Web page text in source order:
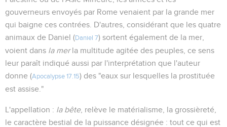
gouverneurs envoyés par Rome venaient par la grande mer
qui baigne ces contrées. D'autres, considérant que les quatre
animaux de Daniel (Daniel 7) sortent également de la mer,
voient dans la merla multitude agitée des peuples, ce sens
leur paraît indiqué aussi par l'interprétation que l'auteur
donne (Apocalypse 17.15) des "eaux sur lesquelles la prostituée
est assise."
L'appellation : la bête, relève le matérialisme, la grossièreté,
le caractère bestial de la puissance désignée : tout ce qui est